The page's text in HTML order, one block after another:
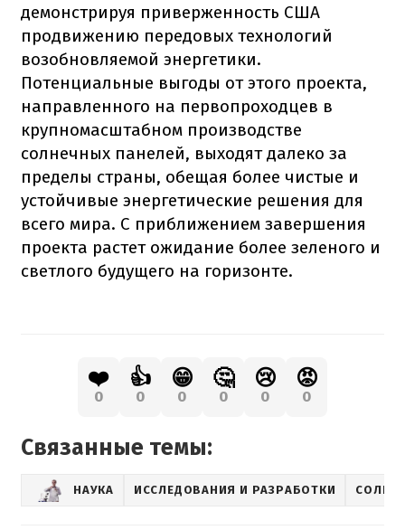
демонстрируя приверженность США
продвижению передовых технологий
возобновляемой энергетики.
Потенциальные выгоды от этого проекта,
направленного на первопроходцев в
крупномасштабном производстве
солнечных панелей, выходят далеко за
пределы страны, обещая более чистые и
устойчивые энергетические решения для
всего мира. С приближением завершения
проекта растет ожидание более зеленого и
светлого будущего на горизонте.
❤️
0
👍
0
😁
0
🤔
0
😢
0
😡
0
Связанные темы:
НАУКА ИССЛЕДОВАНИЯ И РАЗРАБОТКИ